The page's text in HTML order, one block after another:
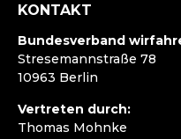
KONTAKT
Bundesverband
Stresemannstraße 78
10963 Berlin
Vertreten durch:
Thomas Mohnke